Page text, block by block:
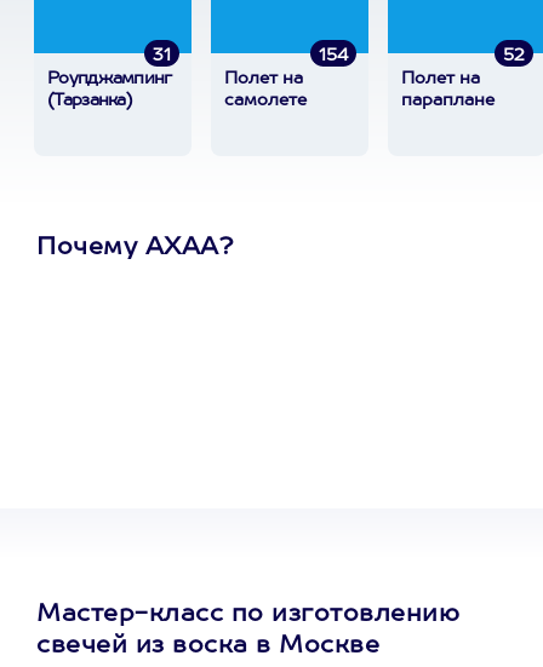
31
Роупджампинг
(Тарзанка)
154
Полет на
самолете
52
Полет на
параплане
Почему АХАА?
Мастер-класс по изготовлению
свечей из воска в Москве